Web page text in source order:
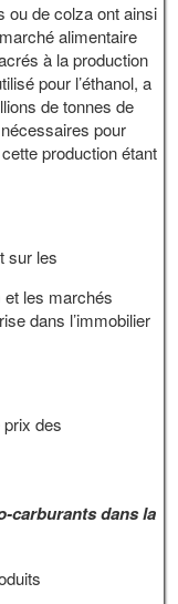
ou de colza ont ainsi
alimentaire
à la production
pour l’éthanol, a
de tonnes de
pour
production étant
sur les
les marchés
dans l’immobilier
des
carburants dans la